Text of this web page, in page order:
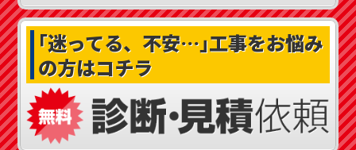
｢迷ってる、不安…｣工事をお悩み
の方はコチラ